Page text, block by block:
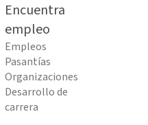
Encuentra
empleo
Empleos
Pasantías
Organizaciones
Desarrollo de
carrera